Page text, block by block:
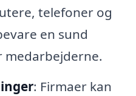
telefoner og
en sund
: Firmaer kan